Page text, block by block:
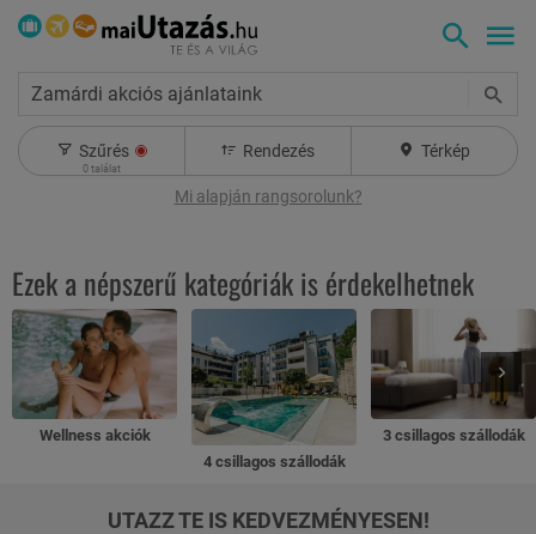
Zamárdi akciós ajánlataink
Szűrés
0találat
Rendezés Térkép
Mi alapján rangsorolunk?
Ezek a népszerű kategóriák is érdekelhetnek
Wellness akciók
4 csillagos szállodák
3 csillagos szállodák
UTAZZ TE IS KEDVEZMÉNYESEN!